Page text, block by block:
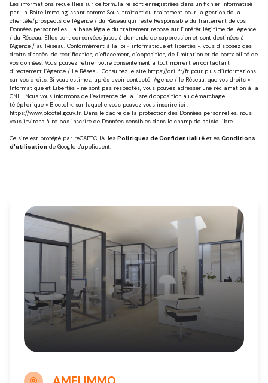
Les informations recueillies sur ce formulaire sont enregistrées dans un fichier informatisé
par La Boite Immo agissant comme Sous-traitant du traitement pour la gestion de la
clientèle/prospects de l'Agence / du Réseau qui reste Responsable du Traitement de vos
Données personnelles. La base légale du traitement repose sur l'intérêt légitime de l'Agence
/ du Réseau. Elles sont conservées jusqu'à demande de suppression et sont destinées à
l'Agence / au Réseau. Conformément à la loi « informatique et libertés », vous disposez des
droits d’accès, de rectification, d’effacement, d’opposition, de limitation et de portabilité de
vos données. Vous pouvez retirer votre consentement à tout moment en contactant
directement l’Agence / Le Réseau. Consultez le site https://cnil.fr/fr pour plus d’informations
sur vos droits. Si vous estimez, après avoir contacté l'Agence / le Réseau, que vos droits «
Informatique et Libertés » ne sont pas respectés, vous pouvez adresser une réclamation à la
CNIL. Nous vous informons de l’existence de la liste d'opposition au démarchage
téléphonique « Bloctel », sur laquelle vous pouvez vous inscrire ici :
https://www.bloctel.gouv.fr. Dans le cadre de la protection des Données personnelles, nous
vous invitons à ne pas inscrire de Données sensibles dans le champ de saisie libre.
Ce site est protégé par reCAPTCHA, les Politiques de Confidentialité et es Conditions
d'utilisation de Google s'appliquent.